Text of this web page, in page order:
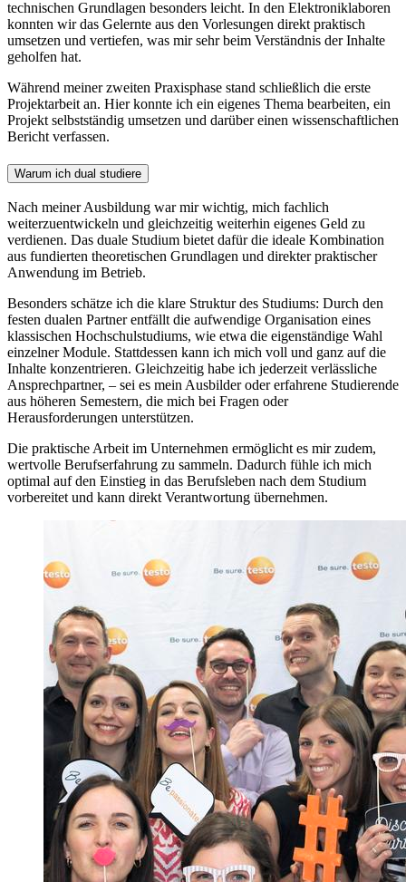
technischen Grundlagen besonders leicht. In den Elektroniklaboren
konnten wir das Gelernte aus den Vorlesungen direkt praktisch
umsetzen und vertiefen, was mir sehr beim Verständnis der Inhalte
geholfen hat.
Während meiner zweiten Praxisphase stand schließlich die erste
Projektarbeit an. Hier konnte ich ein eigenes Thema bearbeiten, ein
Projekt selbstständig umsetzen und darüber einen wissenschaftlichen
Bericht verfassen.
Warum ich dual studiere
Nach meiner Ausbildung war mir wichtig, mich fachlich
weiterzuentwickeln und gleichzeitig weiterhin eigenes Geld zu
verdienen. Das duale Studium bietet dafür die ideale Kombination
aus fundierten theoretischen Grundlagen und direkter praktischer
Anwendung im Betrieb.
Besonders schätze ich die klare Struktur des Studiums: Durch den
festen dualen Partner entfällt die aufwendige Organisation eines
klassischen Hochschulstudiums, wie etwa die eigenständige Wahl
einzelner Module. Stattdessen kann ich mich voll und ganz auf die
Inhalte konzentrieren. Gleichzeitig habe ich jederzeit verlässliche
Ansprechpartner, – sei es mein Ausbilder oder erfahrene Studierende
aus höheren Semestern, die mich bei Fragen oder
Herausforderungen unterstützen.
Die praktische Arbeit im Unternehmen ermöglicht es mir zudem,
wertvolle Berufserfahrung zu sammeln. Dadurch fühle ich mich
optimal auf den Einstieg in das Berufsleben nach dem Studium
vorbereitet und kann direkt Verantwortung übernehmen.